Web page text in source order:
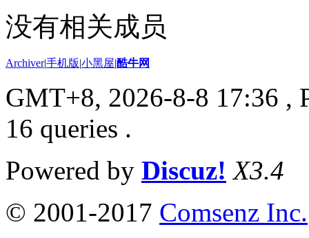
没有相关成员
Archiver|手机版|小黑屋|酷牛网
GMT+8, 2026-8-8 17:36 ,
16 queries .
Powered by Discuz! X3.4
© 2001-2017 Comsenz Inc.